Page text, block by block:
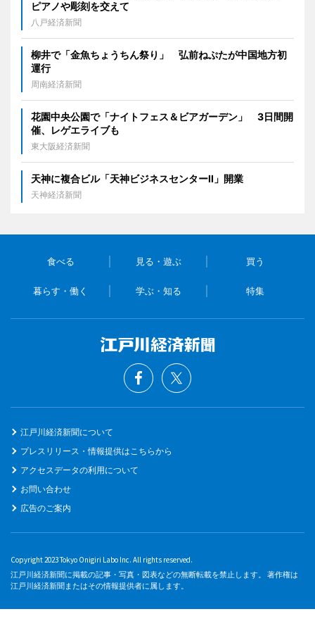
ピアノや彫刻を交えて
八戸経済新聞
柳井で「金魚ちょうちん祭り」 弘前ねぷたが中国地方初
運行
周南経済新聞
花園中央公園で「ナイトフェス＆ビアガーデン」 3日間開
催、レゲエライブも
東大阪経済新聞
天神に複合ビル「天神ビジネスセンターII」開業
天神経済新聞
食べる 見る・遊ぶ 買う
暮らす・働く 学ぶ・知る 特集
江戸川経済新聞について
プレスリリース・情報提供はこちらから
アクセスデータの利用について
お問い合わせ
広告のご案内
Copyright 2023 Tokyo Onigiri Labo Inc. All rights reserved.
江戸川経済新聞に掲載の記事・写真・図表などの無断転載を禁止します。 著作権は
江戸川経済新聞またはその情報提供者に属します。